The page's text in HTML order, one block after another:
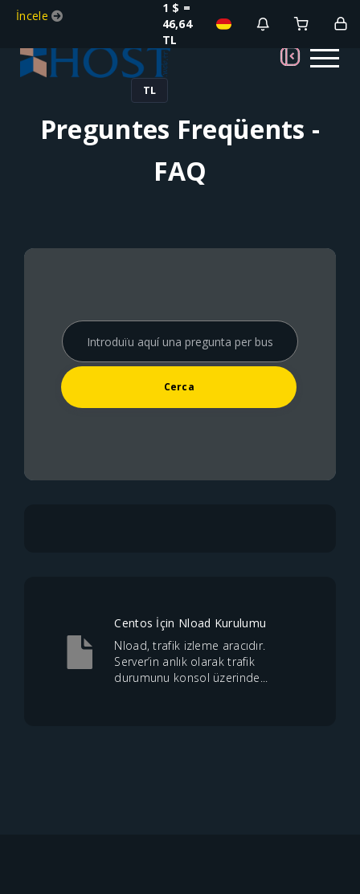
İncele
1 $ =
46,64
TL
TL
Preguntes Freqüents -
FAQ
Centos İçin Nload Kurulumu
Nload, trafik izleme aracıdır.
Server’in anlık olarak trafik
durumunu konsol üzerinde...